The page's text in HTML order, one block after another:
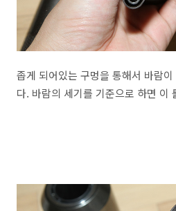
좁게 되어있는 구멍을 통해서 바람
다. 바람의 세기를 기준으로 하면 이